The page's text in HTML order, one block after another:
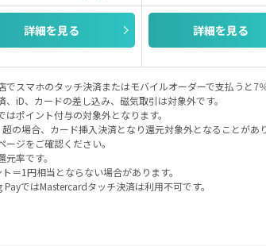
詳細を見る 詳細を見る
スマホのタッチ決済またはモバイルオーダーで支払うと7
iD、カードの差し込み、磁気取引は対象外です。
ポイント付与の対象外となります。
の場合、カード挿入決済となり還元対象外となることがあり
ジをご確認ください。
率です。
＝1円相当とならない場合があります。
ではMastercardタッチ決済は利用不可です。